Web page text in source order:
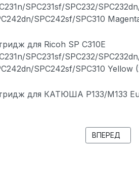
SPC231sf/SPC232/
SPC242sf/SPC310
для Ricoh SP C310E
SPC231sf/SPC232/
SPC242sf/SPC310 Yellow
для КАТЮША P133/M133
НА СКЛАД КАРТРИДЖИ.
ВПЕРЕД